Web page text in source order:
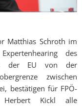
Matthias Schroth im
des
der EU von der
zwischen
bestätigen für FPÖ-
Herbert Kickl alle